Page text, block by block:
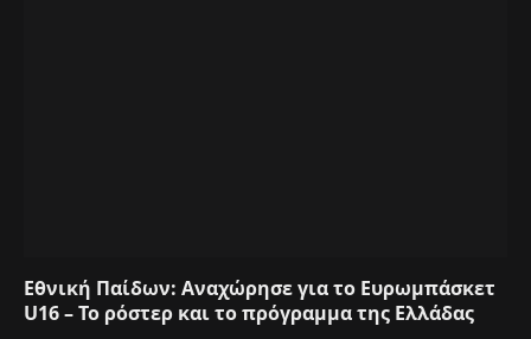
Εθνική Παίδων: Αναχώρησε για το Ευρωμπάσκετ
U16 – Το ρόστερ και το πρόγραμμα της Ελλάδας